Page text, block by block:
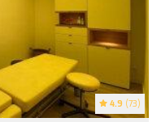
4.9 (73)